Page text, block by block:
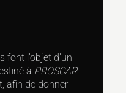
font l’objet d’un
à PROSCAR,
afin de donner